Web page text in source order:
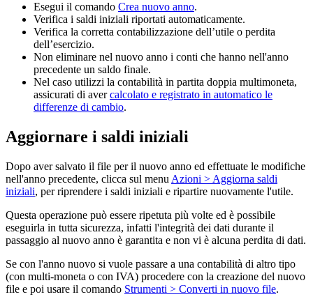
Esegui il comando Crea nuovo anno.
Verifica i saldi iniziali riportati automaticamente.
Verifica la corretta contabilizzazione dell’utile o perdita
dell’esercizio.
Non eliminare nel nuovo anno i conti che hanno nell'anno
precedente un saldo finale.
Nel caso utilizzi la contabilità in partita doppia multimoneta,
assicurati di avercalcolato e registrato in automatico le
differenze di cambio.
Aggiornare i saldi iniziali
Dopo aver salvato il file per il nuovo anno ed effettuate le modifiche
nell'anno precedente, clicca sul menu Azioni > Aggiorna saldi
iniziali, per riprendere i saldi iniziali e ripartire nuovamente l'utile.
Questa operazione può essere ripetuta più volte ed è possibile
eseguirla in tutta sicurezza, infatti l'integrità dei dati durante il
passaggio al nuovo anno è garantita e non vi è alcuna perdita di dati.
Se con l'anno nuovo si vuole passare a una contabilità di altro tipo
(con multi-moneta o con IVA) procedere con la creazione del nuovo
file e poi usare il comando Strumenti > Converti in nuovo file.